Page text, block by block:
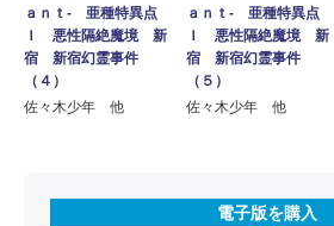
ａｎｔ‐ 亜種特異点
Ｉ 悪性隔絶魔境 新
宿 新宿幻霊事件
（４）
佐々木少年 他
ａｎｔ‐ 亜種特異点
Ｉ 悪性隔絶魔境 新
宿 新宿幻霊事件
（５）
佐々木少年 他
電子版を購入